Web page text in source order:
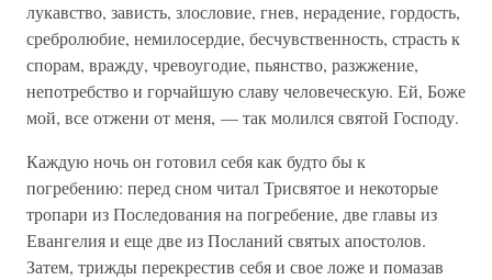
лукавство, зависть, злословие, гнев, нерадение, гордость,
сребролюбие, немилосердие, бесчувственность, страсть к
спорам, вражду, чревоугодие, пьянство, разжжение,
непотребство и горчайшую славу человеческую. Ей, Боже
мой, все отжени от меня, — так молился святой Господу.
Каждую ночь он готовил себя как будто бы к
погребению: перед сном читал Трисвятое и некоторые
тропари из Последования на погребение, две главы из
Евангелия и еще две из Посланий святых апостолов.
Затем, трижды перекрестив себя и свое ложе и помазав